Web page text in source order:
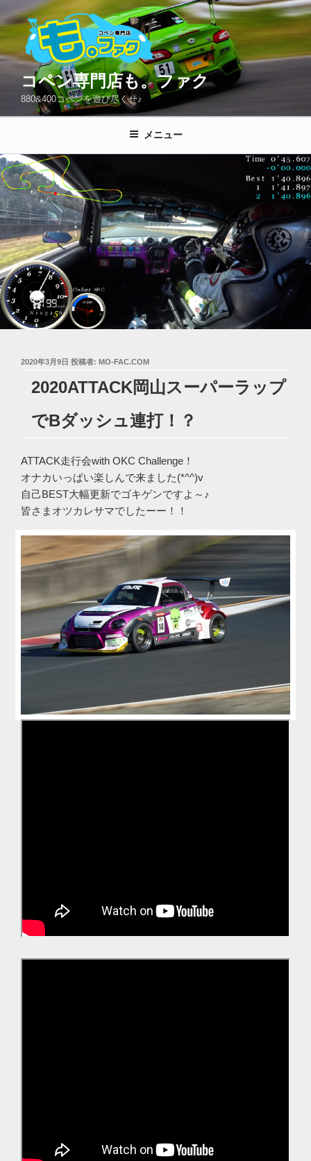
ン
テ
ン
プ
コペン専門店も。ファク
880&400コペンを遊び尽くせ♪
メニュー
投
2020年3月9日 投稿者: MO-FAC.COM
2020ATTACK岡山スーパーラップ
でBダッシュ連打！？
ATTACK走行会with OKC Challenge！
オナカいっぱい楽しんで来ました(*^^)v
自己BEST大幅更新でゴキゲンですよ～♪
皆さまオツカレサマでしたーー！！